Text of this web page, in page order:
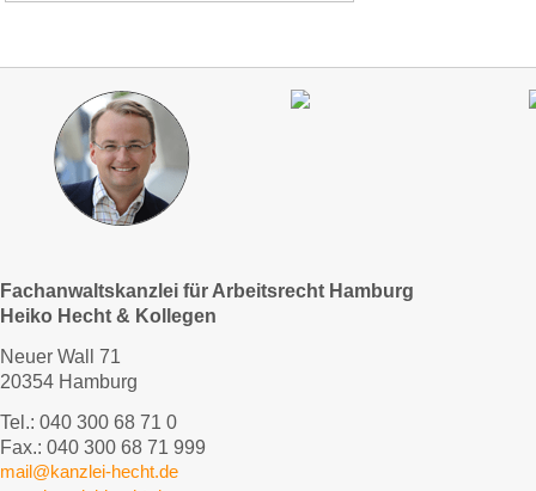
Fachanwaltskanzlei für Arbeitsrecht Hamburg
Heiko Hecht & Kollegen
Neuer Wall 71
20354 Hamburg
Tel.: 040 300 68 71 0
Fax.: 040 300 68 71 999
mail@kanzlei-hecht.de